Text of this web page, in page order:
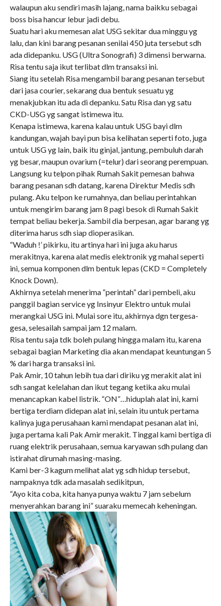
walaupun aku sendiri masih lajang, nama baikku sebagai
boss bisa hancur lebur jadi debu.
Suatu hari aku memesan alat USG sekitar dua minggu yg
lalu, dan kini barang pesanan senilai 450 juta tersebut sdh
ada didepanku. USG (Ultra Sonografi) 3 dimensi berwarna.
Risa tentu saja ikut terlibat dlm transaksi ini.
Siang itu setelah Risa mengambil barang pesanan tersebut
dari jasa courier, sekarang dua bentuk sesuatu yg
menakjubkan itu ada di depanku. Satu Risa dan yg satu
CKD-USG yg sangat istimewa itu.
Kenapa istimewa, karena kalau untuk USG bayi dlm
kandungan, wajah bayi pun bisa kelihatan seperti foto, juga
untuk USG yg lain, baik itu ginjal, jantung, pembuluh darah
yg besar, maupun ovarium (=telur) dari seorang perempuan.
Langsung ku telpon pihak Rumah Sakit pemesan bahwa
barang pesanan sdh datang, karena Direktur Medis sdh
pulang. Aku telpon ke rumahnya, dan beliau perintahkan
untuk mengirim barang jam 8 pagi besok di Rumah Sakit
tempat beliau bekerja. Sambil dia berpesan, agar barang yg
diterima harus sdh siap dioperasikan.
“Waduh !’ pikirku, itu artinya hari ini juga aku harus
merakitnya, karena alat medis elektronik yg mahal seperti
ini, semua komponen dlm bentuk lepas (CKD = Completely
Knock Down).
Akhirnya setelah menerima “perintah” dari pembeli, aku
panggil bagian service yg Insinyur Elektro untuk mulai
merangkai USG ini. Mulai sore itu, akhirnya dgn tergesa-
gesa, selesailah sampai jam 12 malam.
Risa tentu saja tdk boleh pulang hingga malam itu, karena
sebagai bagian Marketing dia akan mendapat keuntungan 5
% dari harga transaksi ini.
Pak Amir, 10 tahun lebih tua dari diriku yg merakit alat ini
sdh sangat kelelahan dan ikut tegang ketika aku mulai
menancapkan kabel listrik. “ON”…hiduplah alat ini, kami
bertiga terdiam didepan alat ini, selain itu untuk pertama
kalinya juga perusahaan kami mendapat pesanan alat ini,
juga pertama kali Pak Amir merakit. Tinggal kami bertiga di
ruang elektrik perusahaan, semua karyawan sdh pulang dan
istirahat dirumah masing-masing.
Kami ber-3 kagum melihat alat yg sdh hidup tersebut,
nampaknya tdk ada masalah sedikitpun,
“Ayo kita coba, kita hanya punya waktu 7 jam sebelum
menyerahkan barang ini” suaraku memecah keheningan.